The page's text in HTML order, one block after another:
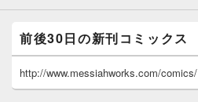
前後30日の新刊コミックス
http://www.messiahworks.com/comics/